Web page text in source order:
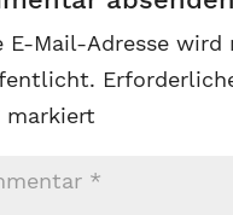
E-Mail-Adresse wird
markiert